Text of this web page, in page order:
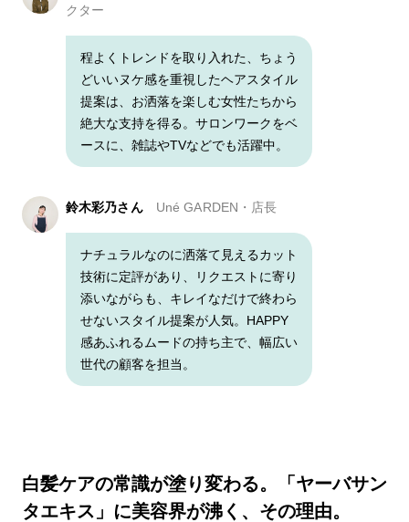
クター
程よくトレンドを取り入れた、ちょう
どいいヌケ感を重視したヘアスタイル
提案は、お洒落を楽しむ女性たちから
絶大な支持を得る。サロンワークをベ
ースに、雑誌やTVなどでも活躍中。
鈴木彩乃さん Uné GARDEN・店長
ナチュラルなのに洒落て見えるカット
技術に定評があり、リクエストに寄り
添いながらも、キレイなだけで終わら
せないスタイル提案が人気。HAPPY
感あふれるムードの持ち主で、幅広い
世代の顧客を担当。
白髪ケアの常識が塗り変わる。「ヤーバサン
タエキス」に美容界が沸く、その理由。